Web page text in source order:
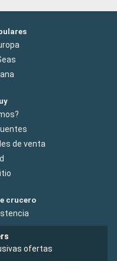
de venta
crucero
ofertas